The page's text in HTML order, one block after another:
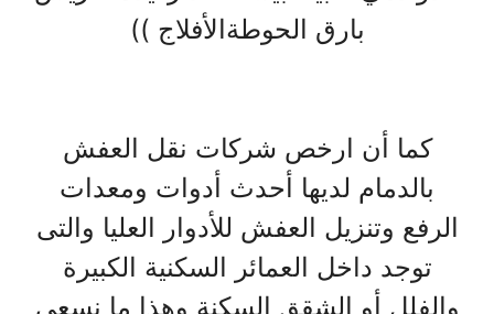
بارق الحوطةالأفلاج ))
كما أن ارخص شركات نقل العفش
بالدمام لديها أحدث أدوات ومعدات
الرفع وتنزيل العفش للأدوار العليا والتى
توجد داخل العمائر السكنية الكبيرة
والفلل أو الشقق السكنة وهذا ما نسعى